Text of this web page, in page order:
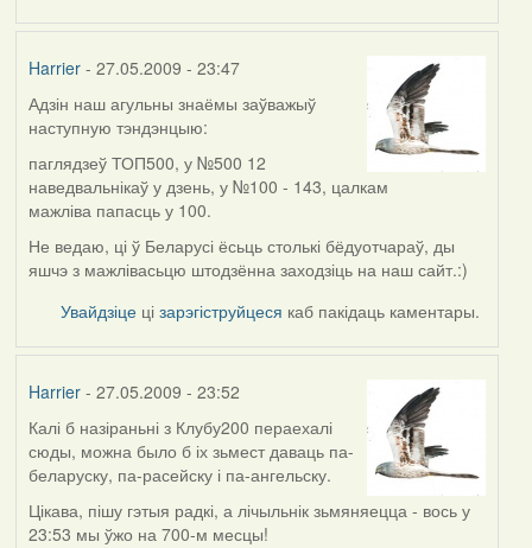
Harrier- 27.05.2009 - 23:47
In
reply
to
by
Raven
Адзін наш агульны знаёмы заўважыў
наступную тэндэнцыю:
паглядзеў ТОП500, у №500 12
наведвальнікаў у дзень, у №100 - 143, цалкам
мажліва папасць у 100.
Не ведаю, ці ў Беларусі ёсьць столькі бёдуотчараў, ды
яшчэ з мажлівасьцю штодзённа заходзіць на наш сайт.:)
Увайдзіце цізарэгіструйцеся каб пакідаць каментары.
Harrier- 27.05.2009 - 23:52
In
reply
to
by
Oh-
Калі б назіраньні з Клубу200 пераехалі
сюды, можна было б іх зьмест даваць па-
беларуску, па-расейску і па-ангельску.
Цікава, пішу гэтыя радкі, а лічыльнік зьмяняецца - вось у
23:53 мы ўжо на 700-м месцы!